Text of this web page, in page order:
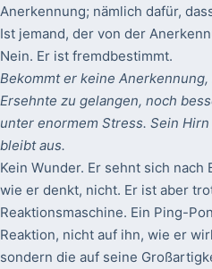
Anerkennung; nämlich dafür,
Ist jemand, der von der
Nein. Er ist fremdbestimmt.
Bekommt er keine
Ersehnte zu gelangen, noch
unter enormem Stress. Sein
bleibt aus.
Kein Wunder. Er sehnt sich
wie er denkt, nicht. Er ist aber
Reaktionsmaschine. Ein Ping-
Reaktion, nicht auf ihn, wie er
sondern die auf seine